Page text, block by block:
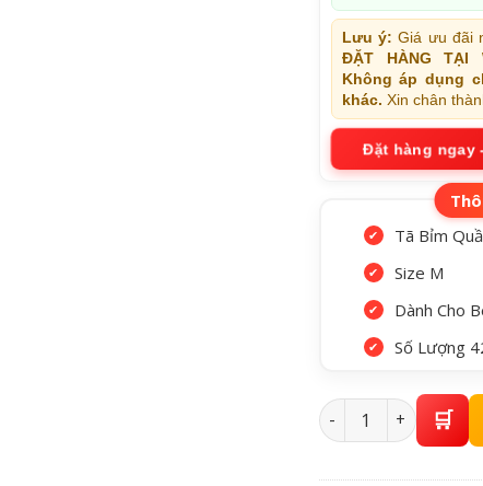
Lưu ý: Giá ưu đãi
ĐẶT HÀNG TẠI
Không áp dụng
khác. Xin chân
Đặt hàng ngay
Tã Bỉm
Size M
Dành Cho
Số Lượng
Tã - Bỉm Quần